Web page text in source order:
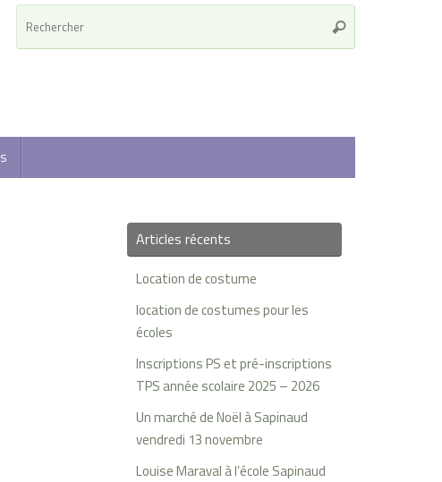
Rechercher
Articles récents
Location de costume
location de costumes pour les
écoles
Inscriptions PS et pré-inscriptions
TPS année scolaire 2025 – 2026
Un marché de Noël à Sapinaud
vendredi 13 novembre
Louise Maraval à l’école Sapinaud